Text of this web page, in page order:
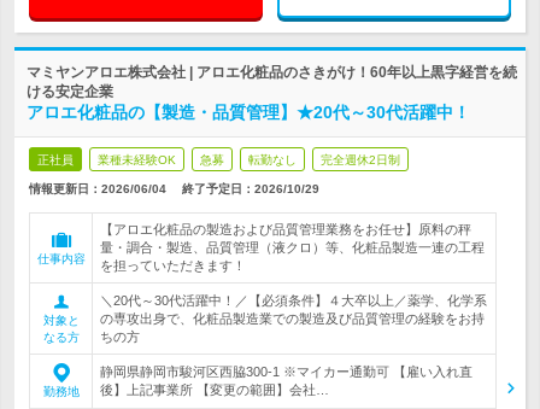
マミヤンアロエ株式会社 | アロエ化粧品のさきがけ！60年以上黒字経営を続
ける安定企業
アロエ化粧品の【製造・品質管理】★20代～30代活躍中！
正社員 業種未経験OK 急募 転勤なし 完全週休2日制
情報更新日：2026/06/04 終了予定日： 2026/10/29
仕事内容
【アロエ化粧品の製造および品質管理業務をお任せ】原料の秤
量・調合・製造、品質管理（液クロ）等、化粧品製造一連の工程
を担っていただきます！
対象と
なる方
＼20代～30代活躍中！／【必須条件】４大卒以上／薬学、化学系
の専攻出身で、化粧品製造業での製造及び品質管理の経験をお持
ちの方
勤務地
静岡県静岡市駿河区西脇300-1 ※マイカー通勤可 【雇い入れ直
後】上記事業所 【変更の範囲】会社…